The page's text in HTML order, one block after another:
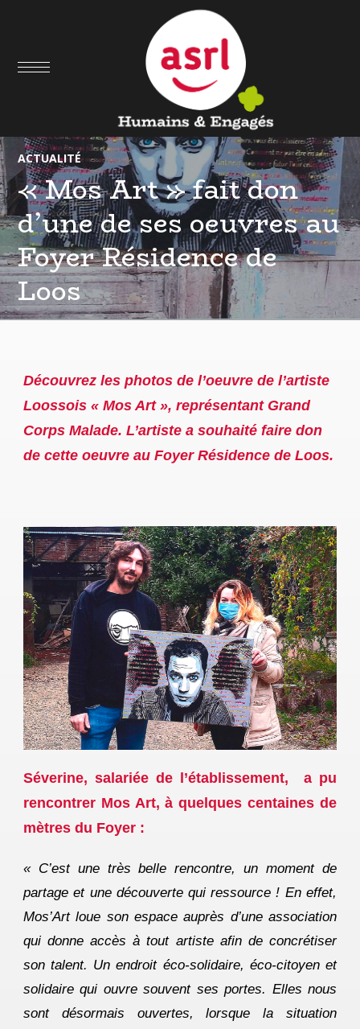
ACTUALITÉ
« Mos Art » fait don
d’une de ses oeuvres au
Foyer Résidence de
Loos
Découvrez les photos de l’oeuvre de l’artiste
Loossois « Mos Art », représentant Grand
Corps Malade. L’artiste a souhaité faire don
de cette oeuvre au Foyer Résidence de Loos.
Séverine, salariée de l’établissement, a pu
rencontrer Mos Art, à quelques centaines de
mètres du Foyer :
« C’est une très belle rencontre, un moment de
partage et une découverte qui ressource ! En effet,
Mos’Art loue son espace auprès d’une association
qui donne accès à tout artiste afin de concrétiser
son talent. Un endroit éco-solidaire, éco-citoyen et
solidaire qui ouvre souvent ses portes. Elles nous
sont désormais ouvertes, lorsque la situation